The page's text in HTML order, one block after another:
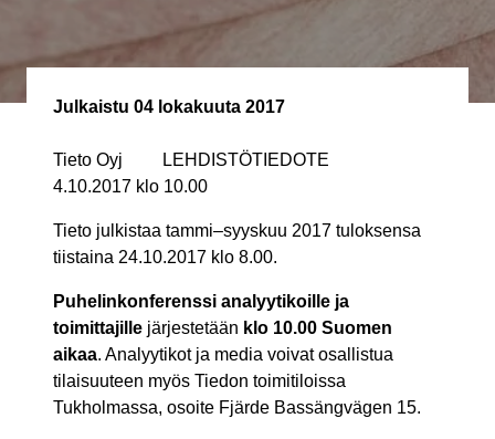
Julkaistu 04 lokakuuta 2017
Tieto Oyj LEHDISTÖTIEDOTE
4.10.2017 klo 10.00
Tieto julkistaa tammi–syyskuu 2017 tuloksensa
tiistaina 24.10.2017 klo 8.00.
Puhelinkonferenssi analyytikoille ja
toimittajille järjestetään klo 10.00 Suomen
aikaa. Analyytikot ja media voivat osallistua
tilaisuuteen myös Tiedon toimitiloissa
Tukholmassa, osoite Fjärde Bassängvägen 15.